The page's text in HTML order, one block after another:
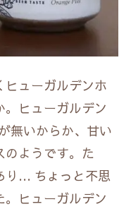
ヒューガルデンホ
。ヒューガルデン
無いからか、甘い
のようです。た
り… ちょっと不思
ヒューガルデン